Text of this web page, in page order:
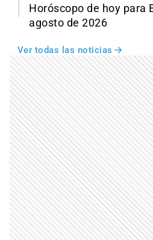
Horóscopo de hoy para
agosto de 2026
Ver todas las noticias